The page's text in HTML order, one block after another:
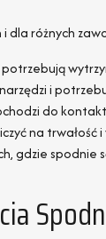
dla różnych
i
do
na
gdzie spodnie